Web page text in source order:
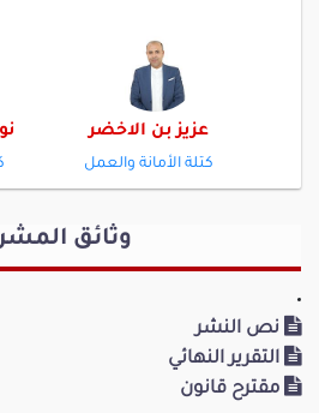
عزيز بن الاخضر
كتلة الأمانة والعمل
آمال المؤدب
كتلة صوت الجمهورية
وثائق
نص النشر
التقرير النهائي
مقترح قانون